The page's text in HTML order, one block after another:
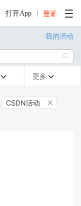
打开App
我的活动

 更多 
CSDN活动 